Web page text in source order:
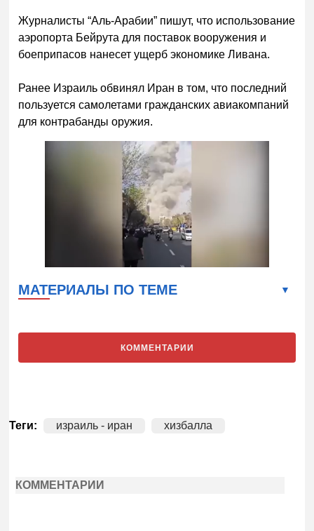
Журналисты “Аль-Арабии” пишут, что использование
аэропорта Бейрута для поставок вооружения и
боеприпасов нанесет ущерб экономике Ливана.
Ранее Израиль обвинял Иран в том, что последний
пользуется самолетами гражданских авиакомпаний
для контрабанды оружия.
МАТЕРИАЛЫ ПО ТЕМЕ
КОММЕНТАРИИ
Теги: израиль - иран хизбалла
КОММЕНТАРИИ